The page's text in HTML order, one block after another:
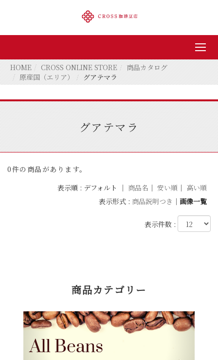
HOME CROSS ONLINE STORE
商品カタログ
原産国（エリア）
グアテマラ
グアテマラ
0件の商品があります。
表示順 : デフォルト ｜ 商品名 ｜ 安い順 ｜ 高い順
表示形式 : 商品説明つき ｜ 画像一覧
表示件数 :
商品カテゴリー